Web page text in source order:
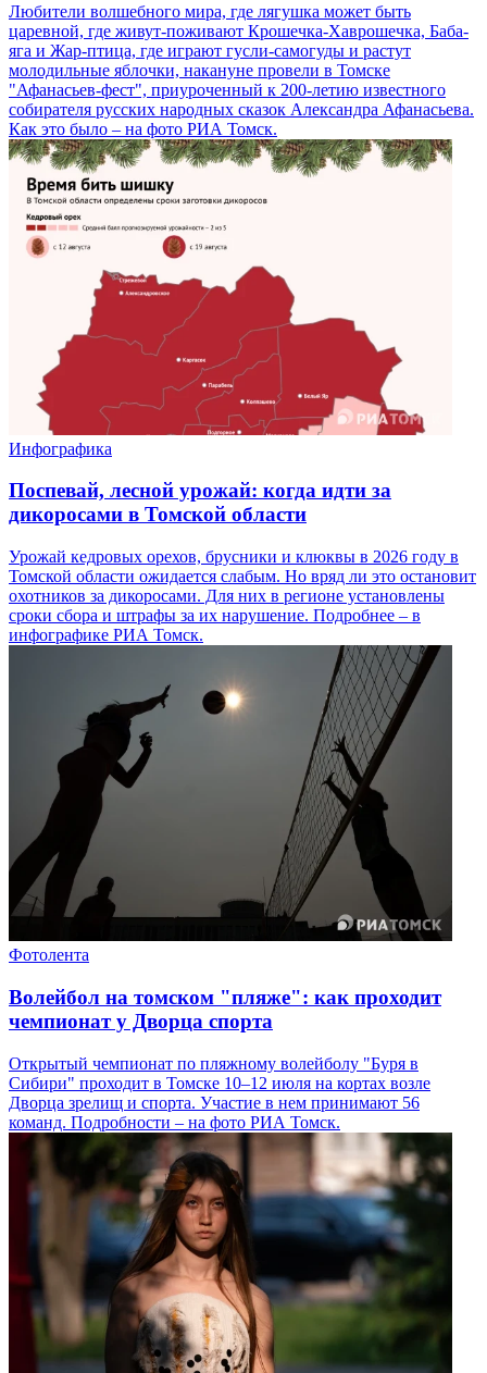
Любители волшебного мира, где лягушка может быть
царевной, где живут-поживают Крошечка-Хаврошечка, Баба-
яга и Жар-птица, где играют гусли-самогуды и растут
молодильные яблочки, накануне провели в Томске
"Афанасьев-фест", приуроченный к 200-летию известного
собирателя русских народных сказок Александра Афанасьева.
Как это было – на фото РИА Томск.
Инфографика
Поспевай, лесной урожай: когда идти за
дикоросами в Томской области
Урожай кедровых орехов, брусники и клюквы в 2026 году в
Томской области ожидается слабым. Но вряд ли это остановит
охотников за дикоросами. Для них в регионе установлены
сроки сбора и штрафы за их нарушение. Подробнее – в
инфографике РИА Томск.
Фотолента
Волейбол на томском "пляже": как проходит
чемпионат у Дворца спорта
Открытый чемпионат по пляжному волейболу "Буря в
Сибири" проходит в Томске 10–12 июля на кортах возле
Дворца зрелищ и спорта. Участие в нем принимают 56
команд. Подробности – на фото РИА Томск.